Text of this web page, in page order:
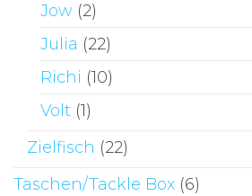
Jow (2)
Julia (22)
Richi (10)
Volt (1)
Zielfisch (22)
Taschen/Tackle Box (6)